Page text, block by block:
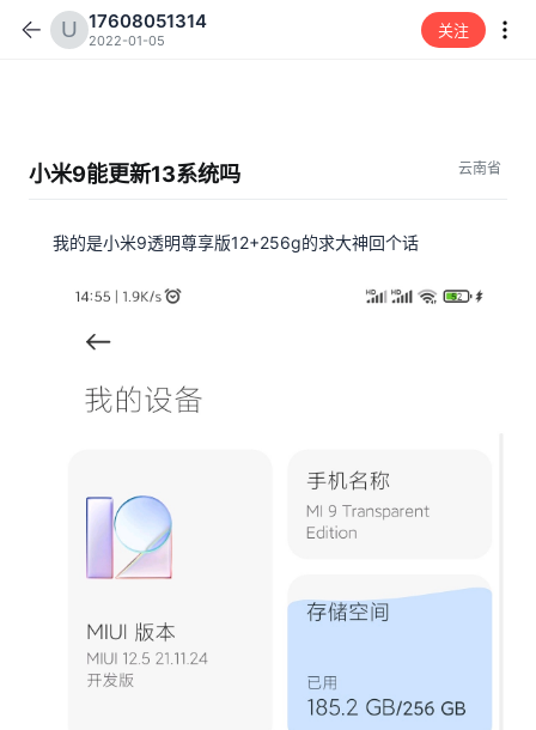
17608051314
2022-01-05
关注
小米9能更新13系统吗 云南省
我的是小米9透明尊享版12+256g的求大神回个话